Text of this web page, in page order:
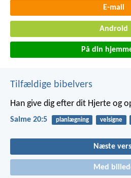
E-mail
Android
På din
Tilfældige bibelvers
Han give dig efter dit Hjerte og
Salme 20:5 planlægning velsigne
Næste
Med